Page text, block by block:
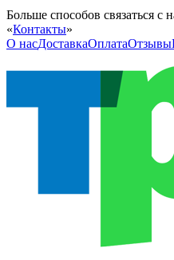
Больше способов связаться с
«Контакты»
О насДоставкаОплатаОтзывы